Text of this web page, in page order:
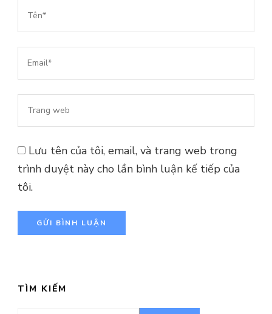
Tên*
Lưu tên của tôi, email, và trang web trong
trình duyệt này cho lần bình luận kế tiếp của
tôi.
TÌM KIẾM